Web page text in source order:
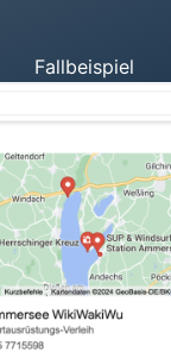
Fallbeispiel